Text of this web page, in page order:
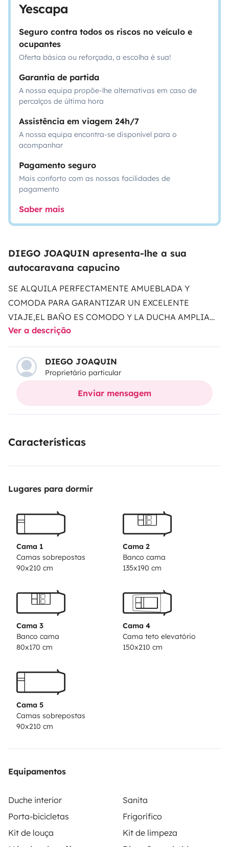
Yescapa
Seguro contra todos os riscos no veículo e
ocupantes
Oferta básica ou reforçada, a escolha é sua!
Garantia de partida
A nossa equipa propõe-lhe alternativas em caso de
percalços de última hora
Assistência em viagem 24h/7
A nossa equipa encontra-se disponível para o
acompanhar
Pagamento seguro
Mais conforto com as nossas facilidades de
pagamento
Saber mais
DIEGO JOAQUIN apresenta-lhe a sua
autocaravana capucino
SE ALQUILA PERFECTAMENTE AMUEBLADA Y
COMODA PARA GARANTIZAR UN EXCELENTE
VIAJE,EL BAÑO ES COMODO Y LA DUCHA AMPLIA
PARA MAYOR CONFORT.ES UNA AUTOCARAVANA
AUTOEFICIENTE Y MUY MODERNA.SE HACE
CONTRATO DE ALQUILER PARA MAYOR
TRANQUILIDAD DE VIAJE.
Ver a descrição
DIEGO JOAQUIN
Proprietário particular
Enviar mensagem
Características
Lugares para dormir
Cama 1
Camas sobrepostas
90x210 cm
Cama 2
Banco cama
135x190 cm
Cama 3
Banco cama
80x170 cm
Cama 4
Cama teto elevatório
150x210 cm
Cama 5
Camas sobrepostas
90x210 cm
Equipamentos
Duche interior
Sanita
Porta-bicicletas
Frigorífico
Kit de louça
Kit de limpeza